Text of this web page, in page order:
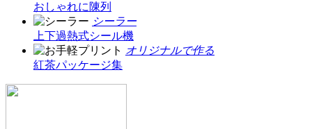
おしゃれに陳列
シーラー
上下過熱式シール機
オリジナルで作る
紅茶パッケージ集